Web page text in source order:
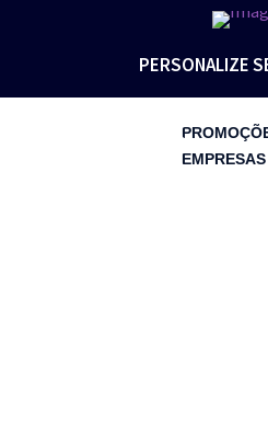
PERSONALIZE
EMPRESAS